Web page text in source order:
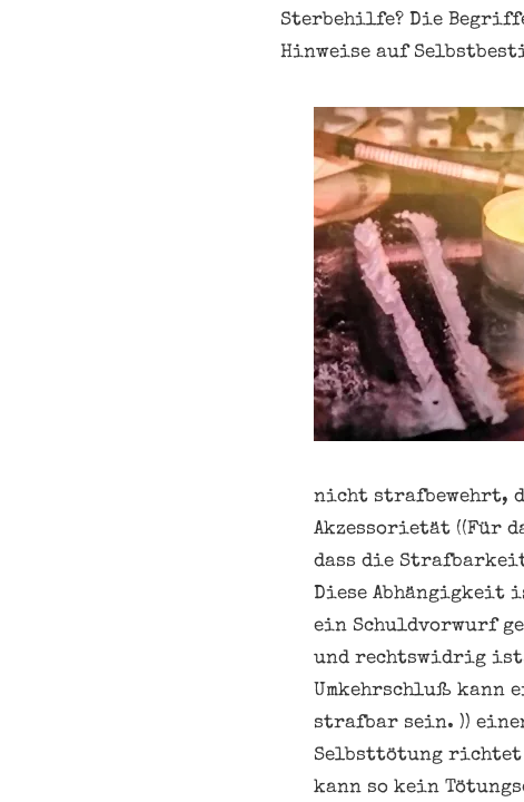
Sterbehilfe? Die
Hinweise auf
nicht strafbewehrt,
Akzessorietät ((Für
dass die
Diese Abhängigkeit
ein Schuldvorwurf
und rechtswidrig
Umkehrschluß
strafbar sein. ))
Selbsttötung richtet
kann so kein